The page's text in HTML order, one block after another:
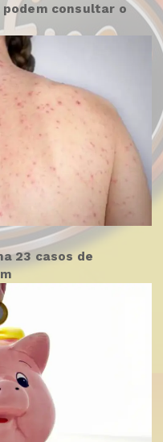
podem consultar o
23 casos de